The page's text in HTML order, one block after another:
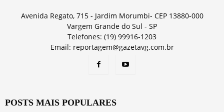
Avenida Regato, 715 - Jardim Morumbi- CEP 13880-000
Vargem Grande do Sul - SP
Telefones: (19) 99916-1203
Email: reportagem@gazetavg.com.br
POSTS MAIS POPULARES